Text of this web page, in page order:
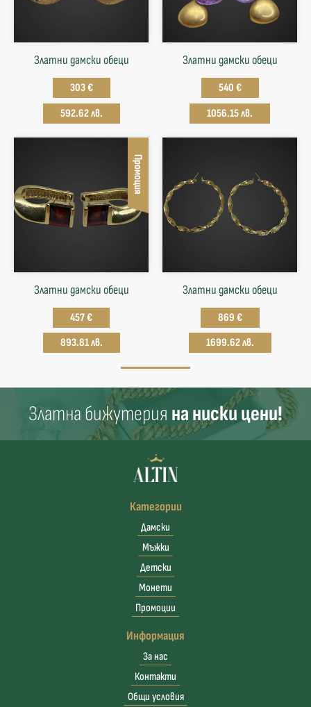
Златни дамски обеци
303 €
592.62 лв.
Златни дамски обеци
540 €
1056.15 лв.
Промоция
Златни дамски обеци
457 €
893.81 лв.
Златни дамски обеци
869 €
1699.62 лв.
Златна бижутерия на ниски цени!
Категории
Дамски
Мъжки
Детски
Монети
Промоции
Информация
За нас
Контакти
Общи условия